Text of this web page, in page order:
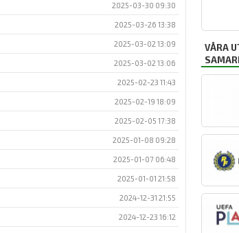
2025-03-30 09:30
2025-03-26 13:38
2025-03-02 13:09
2025-03-02 13:06
2025-02-23 11:43
2025-02-19 18:09
2025-02-05 17:38
2025-01-08 09:28
2025-01-07 06:48
2025-01-01 21:58
2024-12-31 21:55
2024-12-23 16:12
VÅRA